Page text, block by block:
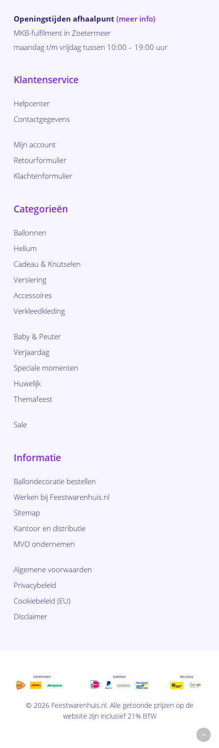
Subtotaal: € 0,00
Bekijk
winkelwagen Afrekenen
Openingstijden afhaalpunt (meer info)
MKB-fulfilment in Zoetermeer
maandag t/m vrijdag tussen 10:00 – 19:00 uur
Klantenservice
Helpcenter
Contactgegevens
Mijn account
Retourformulier
Klachtenformulier
Categorieën
Ballonnen
Helium
Cadeau & Knutselen
Versiering
Accessoires
Verkleedkleding
Baby & Peuter
Verjaardag
Speciale momenten
Huwelijk
Themafeest
Sale
Informatie
Ballondecoratie bestellen
Werken bij Feestwarenhuis.nl
Sitemap
Kantoor en distributie
MVO ondernemen
Algemene voorwaarden
Privacybeleid
Cookiebeleid (EU)
Disclaimer
© 2026 Feestwarenhuis.nl. Alle getoonde prijzen op de
website zijn inclusief 21% BTW